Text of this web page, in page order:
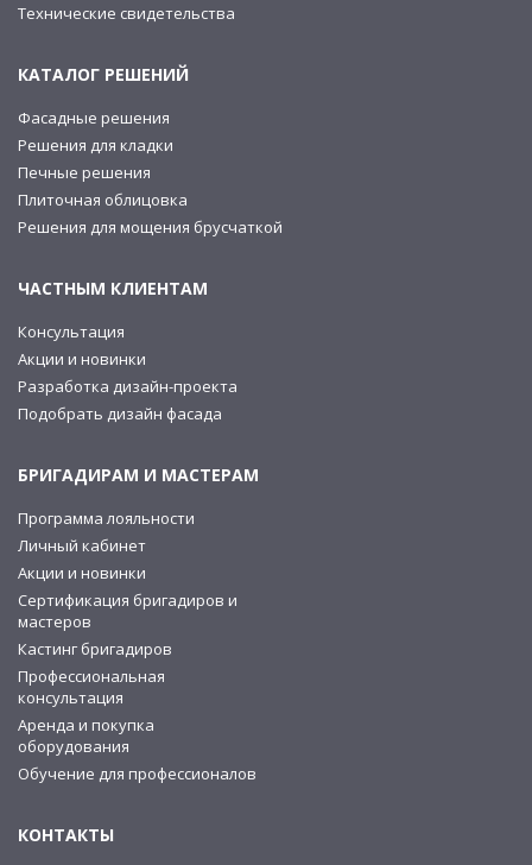
Технические свидетельства
КАТАЛОГ РЕШЕНИЙ
Фасадные решения
Решения для кладки
Печные решения
Плиточная облицовка
Решения для мощения брусчаткой
ЧАСТНЫМ КЛИЕНТАМ
Консультация
Акции и новинки
Разработка дизайн-проекта
Подобрать дизайн фасада
БРИГАДИРАМ И МАСТЕРАМ
Программа лояльности
Личный кабинет
Акции и новинки
Сертификация бригадиров и
мастеров
Кастинг бригадиров
Профессиональная
консультация
Аренда и покупка
оборудования
Обучение для профессионалов
КОНТАКТЫ